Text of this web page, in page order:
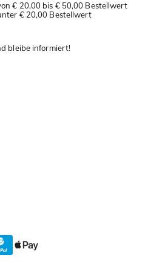
€ 20,00 bis € 50,00 Bestellwert
€ 20,00 Bestellwert
bleibe informiert!